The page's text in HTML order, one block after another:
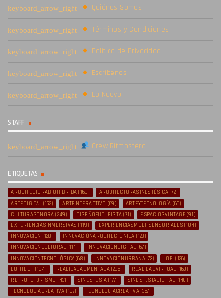
Quiénes Somos
Términos y Condiciones
Política de Privacidad
Escríbenos
Lo Nuevo
STAFF
Crew Ritmosfera
ETIQUETAS
ARQUITECTURABIOHÍBRIDA (169) ARQUITECTURASINESTÉSICA(72)
ARTEDIGITAL(152) ARTEINTERACTIVO (69) ARTEYTECNOLOGÍA (66)
CULTURASONORA (249) DISEÑOFUTURISTA (71) ESPACIOSVINTAGE (91)
EXPERIENCIASINMERSIVAS (119) EXPERIENCIASMULTISENSORIALES (104)
INNOVACIÓN (128) INNOVACIÓNARQUITECTÓNICA (123)
INNOVACIÓNCULTURAL (114) INNOVACIÓNDIGITAL (67)
INNOVACIÓNTECNOLÓGICA (68) INNOVACIÓNURBANA(73) LOFI (126)
LOFITECH (184) REALIDADAUMENTADA (286) REALIDADVIRTUAL (160)
RETROFUTURISMO (431) SINESTESIA (177) SINESTESIADIGITAL (140)
TECNOLOGIACREATIVA (107) TECNOLOGÍACREATIVA(367)